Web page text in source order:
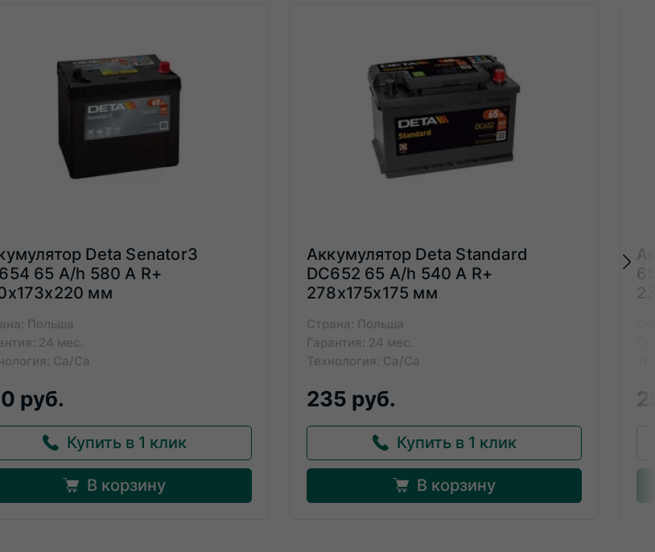
Deta Senator3
65 A/h 580 A R+
мм
Польша
24 мес.
Ca/Ca
руб.
Купить в 1 клик
В корзину
Аккумулятор Deta Standard
DC652 65 A/h 540 A R+
278x175x175 мм
Страна: Польша
Гарантия: 24 мес.
Технология: Ca/Ca
235 руб.
Купить в 1 клик
В корзину